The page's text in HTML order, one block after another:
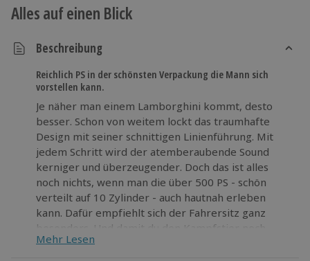
Alles auf einen Blick
Beschreibung
Reichlich PS in der schönsten Verpackung die Mann sich
vorstellen kann.
Je näher man einem Lamborghini kommt, desto
besser. Schon von weitem lockt das traumhafte
Design mit seiner schnittigen Linienführung. Mit
jedem Schritt wird der atemberaubende Sound
kerniger und überzeugender. Doch das ist alles
noch nichts, wenn man die über 500 PS - schön
verteilt auf 10 Zylinder - auch hautnah erleben
kann. Dafür empfiehlt sich der Fahrersitz ganz
besonders. Und damit du den Kampfstier noch
schneller und intensiver kennenlernst, wirst du
Mehr Lesen